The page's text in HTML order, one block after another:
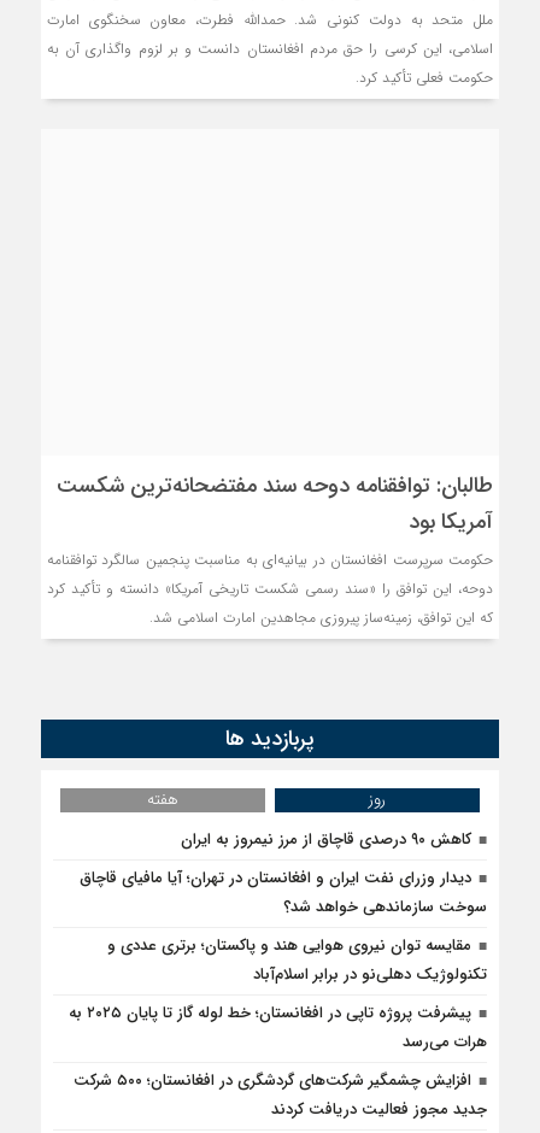
ملل متحد به دولت کنونی شد. حمدالله فطرت، معاون سخنگوی امارت
اسلامی، این کرسی را حق مردم افغانستان دانست و بر لزوم واگذاری آن به
حکومت فعلی تأکید کرد.
طالبان: توافقنامه دوحه سند مفتضحانه‌ترین شکست
آمریکا بود
حکومت سرپرست افغانستان در بیانیه‌ای به مناسبت پنجمین سالگرد توافقنامه
دوحه، این توافق را «سند رسمی شکست تاریخی آمریکا» دانسته و تأکید کرد
که این توافق، زمینه‌ساز پیروزی مجاهدین امارت اسلامی شد.
پربازدید ها
روز
هفته
کاهش ۹۰ درصدی قاچاق از مرز نیمروز به ایران
دیدار وزرای نفت ایران و افغانستان در تهران؛ آیا مافیای قاچاق
سوخت سازماندهی خواهد شد؟
مقایسه توان نیروی هوایی هند و پاکستان؛ برتری عددی و
تکنولوژیک دهلی‌نو در برابر اسلام‌آباد
پیشرفت پروژه تاپی در افغانستان؛ خط لوله گاز تا پایان ۲۰۲۵ به
هرات می‌رسد
افزایش چشمگیر شرکت‌های گردشگری در افغانستان؛ ۵۰۰ شرکت
جدید مجوز فعالیت دریافت کردند